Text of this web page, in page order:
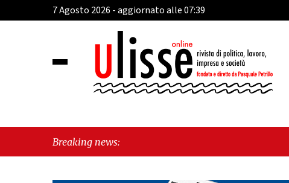
7 Agosto 2026 - aggiornato alle 07:39
Breaking news: